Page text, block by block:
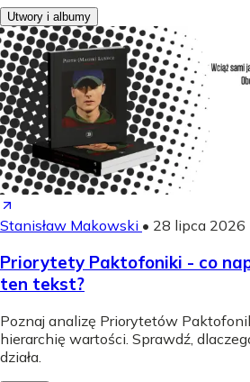
Utwory i albumy
Stanisław Makowski • 28 lipca 2026
Priorytety Paktofoniki - co
ten tekst?
Poznaj analizę Priorytetów
hierarchię wartości. Sprawdź,
działa.